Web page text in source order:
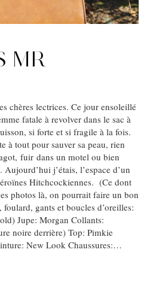
MR
chères lectrices. Ce jour ensoleillé
fatale à revolver dans le sac à
si forte et si fragile à la fois.
à tout pour sauver sa peau, rien
fuir dans un motel ou bien
j’étais, l’espace d’un
Hitchcockiennes. (Ce dont
photos là, on pourrait faire un bon
gants et boucles d’oreilles:
Jupe: Morgan Collants:
noire derrière) Top: Pimkie
New Look Chaussures:…